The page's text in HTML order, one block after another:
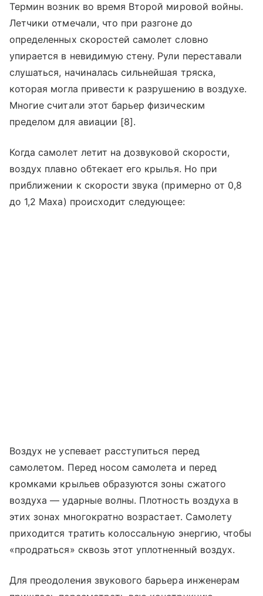
Термин возник во время Второй мировой войны.
Летчики отмечали, что при разгоне до
определенных скоростей самолет словно
упирается в невидимую стену. Рули переставали
слушаться, начиналась сильнейшая тряска,
которая могла привести к разрушению в воздухе.
Многие считали этот барьер физическим
пределом для авиации [8].
Когда самолет летит на дозвуковой скорости,
воздух плавно обтекает его крылья. Но при
приближении к скорости звука (примерно от 0,8
до 1,2 Маха) происходит следующее:
Воздух не успевает расступиться перед
самолетом. Перед носом самолета и перед
кромками крыльев образуются зоны сжатого
воздуха — ударные волны. Плотность воздуха в
этих зонах многократно возрастает. Самолету
приходится тратить колоссальную энергию, чтобы
«продраться» сквозь этот уплотненный воздух.
Для преодоления звукового барьера инженерам